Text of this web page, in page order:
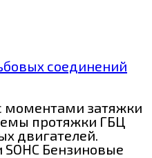
соединений
моментами затяжки
протяжки ГБЦ
двигателей.
Бензиновые